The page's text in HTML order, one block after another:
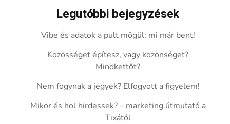
Legutóbbi bejegyzések
Vibe és adatok a pult mögül: mi már bent!
Közösséget építesz, vagy közönséget?
Mindkettőt?
Nem fogynak a jegyek? Elfogyott a figyelem!
Mikor és hol hirdessek? – marketing útmutató a
Tixától